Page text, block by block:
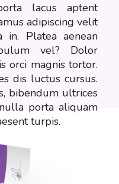
lacus aptent
adipiscing velit
in. Platea aenean
vel? Dolor
orci magnis tortor.
dis luctus cursus.
bibendum ultrices
porta aliquam
turpis.